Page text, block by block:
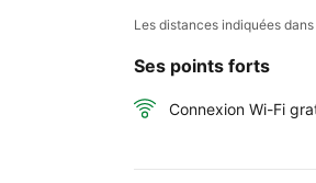
Les distances indiquées
Ses points forts
Connexion Wi-Fi